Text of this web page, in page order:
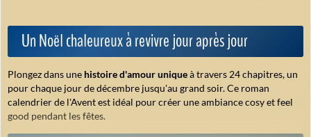
Un Noël chaleureux à revivre jour après jour
Plongez dans une histoire d'amour uniqueà travers 24 chapitres, un
pour chaque jour de décembre jusqu'au grand soir. Ce roman
calendrier de l'Avent est idéal pour créer une ambiancecosyetfeel
good pendant les fêtes.